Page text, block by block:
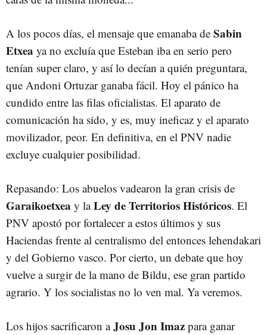
A los pocos días, el mensaje que emanaba de Sabin
Etxea ya no excluía que Esteban iba en serio pero
tenían super claro, y así lo decían a quién preguntara,
que Andoni Ortuzar ganaba fácil. Hoy el pánico ha
cundido entre las filas oficialistas. El aparato de
comunicación ha sido, y es, muy ineficaz y el aparato
movilizador, peor. En definitiva, en el PNV nadie
excluye cualquier posibilidad.
Repasando: Los abuelos vadearon la gran crisis de
Garaikoetxea y laLey de Territorios Históricos. El
PNV apostó por fortalecer a estos últimos y sus
Haciendas frente al centralismo del entonces lehendakari
y del Gobierno vasco. Por cierto, un debate que hoy
vuelve a surgir de la mano de Bildu, ese gran partido
agrario. Y los socialistas no lo ven mal. Ya veremos.
Los hijos sacrificaron aJosu Jon Imaz para ganar